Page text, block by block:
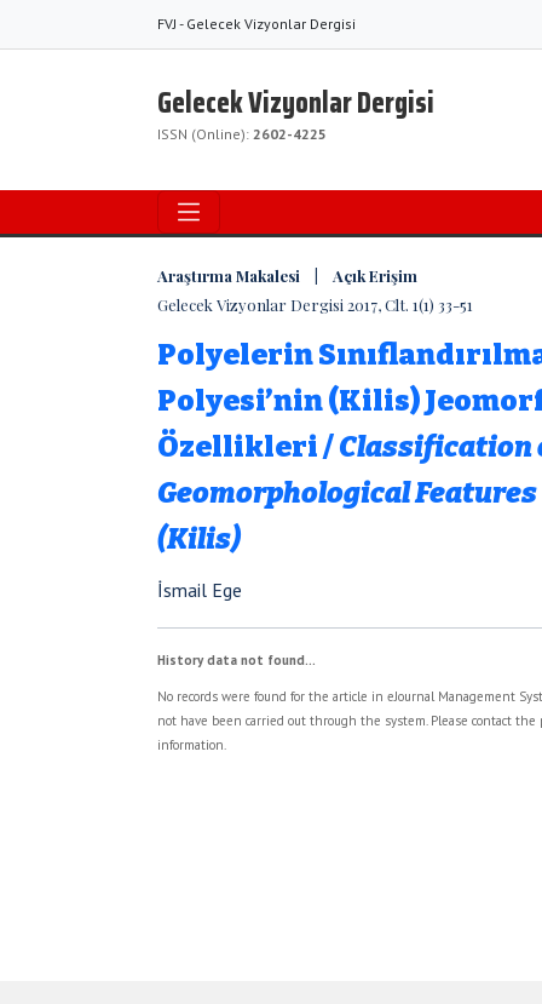
FVJ - Gelecek Vizyonlar Dergisi
Gelecek Vizyonlar Dergisi
ISSN (Online): 2602-4225
Araştırma Makalesi | Açık Erişim
Gelecek Vizyonlar Dergisi 2017, Clt. 1(1) 33-51
Polyelerin
Polyesi’nin (Kilis)
Özellikleri /Classification
Geomorphological
(Kilis)
İsmail Ege
History data not found...
No records were found for the article in eJournal Management
not have been carried out through the system. Please contact
information.